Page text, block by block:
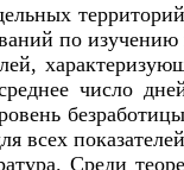
по
число
всех
Среди